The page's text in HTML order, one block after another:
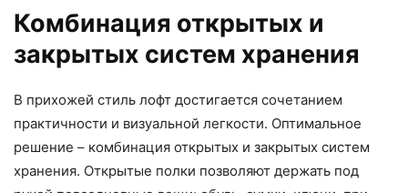
Комбинация открытых и
закрытых систем хранения
В прихожей стиль лофт достигается сочетанием
практичности и визуальной легкости. Оптимальное
решение – комбинация открытых и закрытых систем
хранения. Открытые полки позволяют держать под